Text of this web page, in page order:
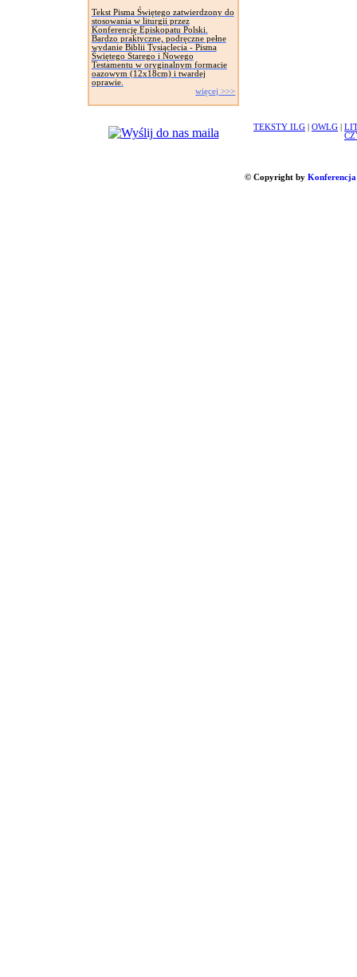
Tekst Pisma Świętego zatwierdzony do
stosowania w liturgii przez
Konferencję Episkopatu Polski.
Bardzo praktyczne, podręczne pełne
wydanie Biblii Tysiąclecia - Pisma
Świętego Starego i Nowego
Testamentu w oryginalnym formacie
oazowym (12x18cm) i twardej
oprawie.
więcej >>>
TEKSTY ILG OWLG
© Copyright by Konferencja